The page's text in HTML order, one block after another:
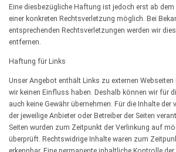
Eine diesbezügliche Haftung ist jedoch erst ab
einer konkreten Rechtsverletzung möglich. Bei
entsprechenden Rechtsverletzungen werden wir
entfernen.
Haftung für Links
Unser Angebot enthält Links zu externen Webseiten
wir keinen Einfluss haben. Deshalb können wir für
auch keine Gewähr übernehmen. Für die Inhalte der
der jeweilige Anbieter oder Betreiber der Seiten
Seiten wurden zum Zeitpunkt der Verlinkung auf
überprüft. Rechtswidrige Inhalte waren zum